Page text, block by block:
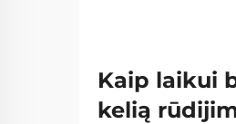
Kaip laikui
kelią